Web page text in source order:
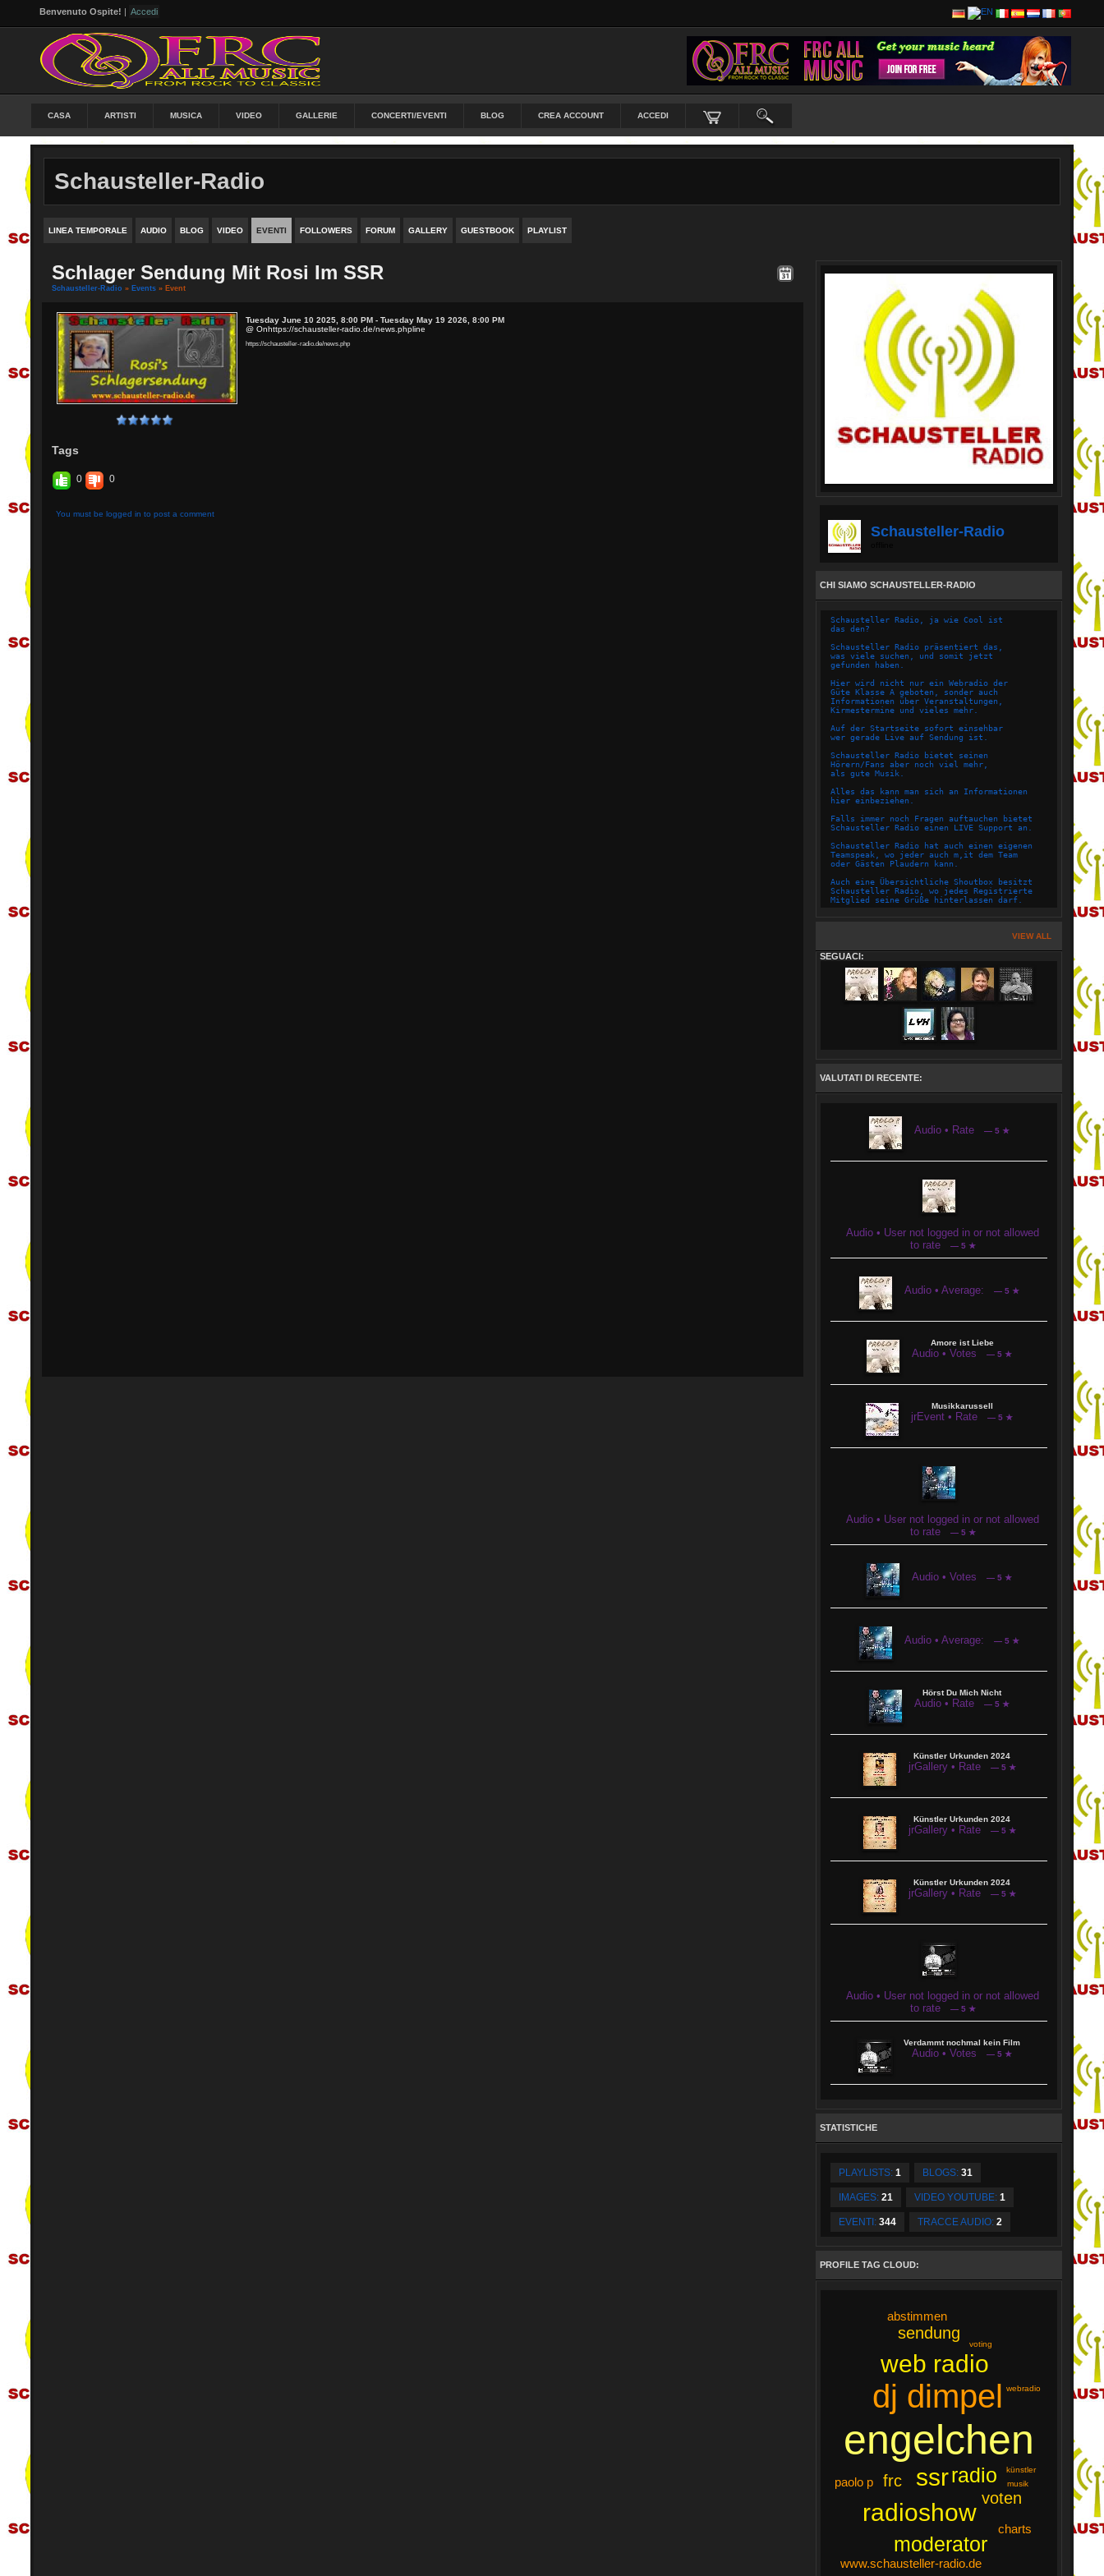
Benvenuto Ospite! | Accedi
CASA ARTISTI MUSICA VIDEO GALLERIE CONCERTI/EVENTI BLOG CREA ACCOUNT ACCEDI
Schausteller-Radio
LINEA TEMPORALE AUDIO BLOG VIDEO EVENTI FOLLOWERS FORUM GALLERY GUESTBOOK PLAYLIST
Schlager Sendung Mit Rosi Im SSR
Schausteller-Radio » Events » Event
Tuesday June 10 2025, 8:00 PM - Tuesday May 19 2026, 8:00 PM
@ Onhttps://schausteller-radio.de/news.phpline
https://schausteller-radio.de/news.php
Tags
0 0
You must be logged in to post a comment
Schausteller-Radio
CHI SIAMO SCHAUSTELLER-RADIO
Schausteller Radio, ja wie Cool ist
das den?
Schausteller Radio präsentiert das,
was viele suchen, und somit jetzt
gefunden haben.
Hier wird nicht nur ein Webradio der
Güte Klasse A geboten, sonder auch
Informationen über Veranstaltungen,
Kirmestermine und vieles mehr.
Auf der Startseite sofort einsehbar
wer gerade Live auf Sendung ist.
Schausteller Radio bietet seinen
Hörern/Fans aber noch viel mehr,
als gute Musik.
Alles das kann man sich an Informationen
hier einbeziehen.
Falls immer noch Fragen auftauchen bietet
Schausteller Radio einen LIVE Support an.
Schausteller Radio hat auch einen eigenen
Teamspeak, wo jeder auch m,it dem Team
oder Gästen Plaudern kann.
Auch eine Übersichtliche Shoutbox besitzt
Schausteller Radio, wo jedes Registrierte
Mitglied seine Grüße hinterlassen darf.
Die Page von Schausteller Radio hat Übersichtliche
Das Team von Schausteller Radio ist mit zusammenhalt
für ihre Hörer da.
Hier ist für Jung und Alt alles an Musik dabei,
hier wird das gespielt was jeder hören mag.
Der vorhandene Sendeplan bietet jeden Hörer,
seine/ihre Lieblingssendung raus zu suchen
und die Zeit mit Schausteller Radio zu genießen.
Hier wird zu Anfang gleich auf den
Mit einer Registrierung oder auch als Gast
ist man hier Herzlich Willkommen.
Die User im Chat sind sehr nett und zuvorkommend.
Die Musik kommt klar und deutlich rüber
VIEW ALL
SEGUACI:
VALUTATI DI RECENTE:
Audio • Rate — 5 ★
Audio • User not logged in or not allowed
to rate
— 5 ★
Audio • Average: — 5 ★
Amore ist Liebe
Audio • Votes — 5 ★
Musikkarussell
jrEvent • Rate — 5 ★
Audio • User not logged in or not allowed
to rate
— 5 ★
Audio • Votes — 5 ★
Audio • Average: — 5 ★
Hörst Du Mich Nicht
Audio • Rate — 5 ★
Künstler Urkunden 2024
jrGallery • Rate — 5 ★
Künstler Urkunden 2024
jrGallery • Rate — 5 ★
Künstler Urkunden 2024
jrGallery • Rate — 5 ★
Audio • User not logged in or not allowed
to rate
— 5 ★
Verdammt nochmal kein Film
Audio • Votes — 5 ★
STATISTICHE
PLAYLISTS: 1 BLOGS: 31
IMAGES: 21 VIDEO YOUTUBE: 1
EVENTI: 344 TRACCE AUDIO: 2
PROFILE TAG CLOUD:
engelchen
dj dimpel
ssr
web radio
radioshow
radio
moderator
sendung
frc
voten
www.schausteller-radio.de
abstimmen
charts
paolo p
künstler
webradio
musik
voting